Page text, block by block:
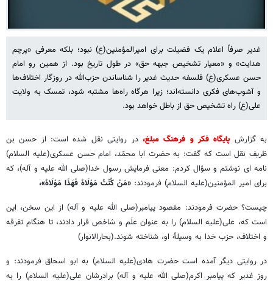
غدیر صرفاً اعلام یک فضیلت برای امیرالمؤمنین(ع) نبود؛ بلکه معرفی «پرچم
هدایت» و «معیار تشخیص جبهه حق» در طول تاریخ بود. از همین رو امام
حسن عسکری(ع) فلسفه حدیث غدیر را شناساندن حزب‌الله در روزگار اختلاف‌ها
و آشوب‌های فکری دانسته‌اند؛ زیرا هرگاه راه‌ها مشتبه شود، تمسک به ولایت
علی(ع) راه تشخیص حق از باطل خواهد بود.
به گزارش پایگاه فکر و فرهنگ مبلغ، در روایتی نقل شده است: از حسن بن
ظریف نقل است که گفت: به حضرت ابا محمّد، امام حسن عسکری(علیه السلام)
نامه ای نوشتم و سؤال کردم: معنی فرمایش رسول خدا(صلی الله علیه و آله)، که
برای امیر المؤمنین(علیه السلام) فرمودند: «مَنْ کُنْتُ مَوْلَاهُ فَهَذَا مَوْلَاهُ»،
چیست؟ حضرت فرمودند: مقصود پیامبر(صلی الله علیه و آله) از این سخن، این
است که، علی(علیه السلام) را به عنوان علَم و شاخص قرار دادند، تا هنگام تفرقه
و اختلاف، حزب خدا به وسیلۀ او، شناخته شوند.(بحارالانوار)
در روایتی دیگر آمده است حضرت هادی(علیه السلام) به ابو اسحاق فرمودند: و
روز غدیر که پیامبر اکرم(صلی الله علیه و آله) برادرشان علی(علیه السلام) را به